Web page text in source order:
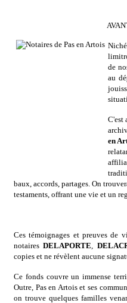
de
au
C'est
en
baux, accords, partages. On
testaments, offrant une vie et un
Ces témoignages et preuves de
notairesDELAPORTE
copies et ne révèlent aucune
Ce fonds couvre un immense
Outre, Pas en Artois et ses
on trouve quelques familles